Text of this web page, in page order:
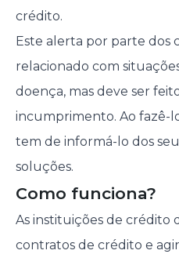
crédito.
Este alerta por parte dos
relacionado com
doença, mas deve ser
incumprimento. Ao fazê-
tem de informá-lo dos
soluções.
Como funciona?
As instituições de crédito
contratos de crédito e